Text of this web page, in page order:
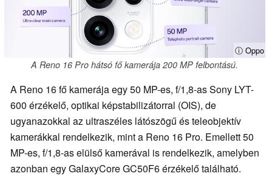
ⓘ Oppo
A Reno 16 Pro hátsó fő kamerája 200 MP felbontású.
A Reno 16 fő kamerája egy 50 MP-es, f/1,8-as Sony LYT-
600 érzékelő, optikai képstabilizátorral (OIS), de
ugyanazokkal az ultraszéles látószögű és teleobjektív
kamerákkal rendelkezik, mint a Reno 16 Pro. Emellett 50
MP-es, f/1,8-as elülső kamerával is rendelkezik, amelyben
azonban egy GalaxyCore GC50F6 érzékelő található.